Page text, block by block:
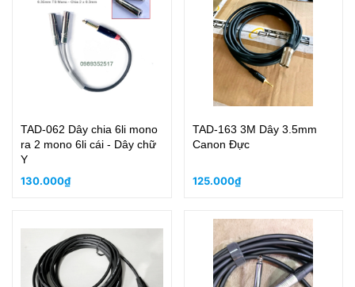
TAD-062 Dây chia 6li mono
ra 2 mono 6li cái - Dây chữ
Y
130.000₫
TAD-163 3M Dây 3.5mm
Canon Đực
125.000₫